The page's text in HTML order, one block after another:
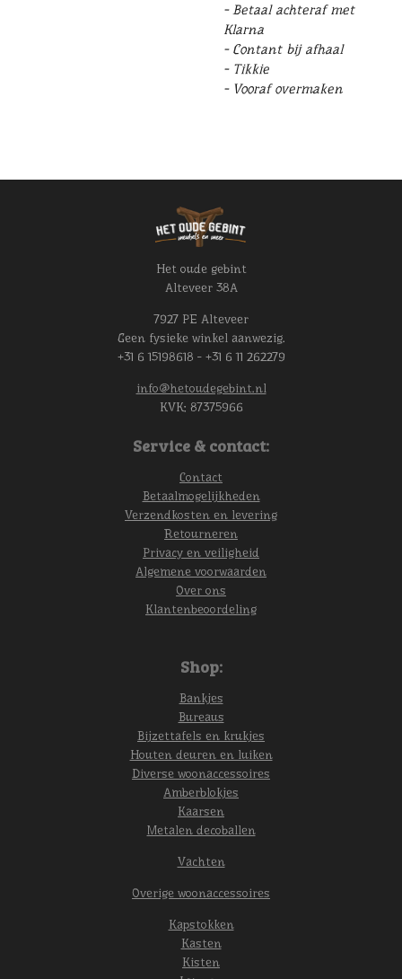
- Betaal achteraf met
Klarna
- Contant bij afhaal
- Tikkie
- Vooraf overmaken
Het oude gebint
Alteveer 38A
7927 PE Alteveer
Geen fysieke winkel aanwezig.
+31 6 15198618 - +31 6 11 262279
info@hetoudegebint.nl
KVK: 87375966
Service & contact:
Contact
Betaalmogelijkheden
Verzendkosten en levering
Retourneren
Privacy en veiligheid
Algemene voorwaarden
Over ons
Klantenbeoordeling
Shop:
Bankjes
Bureaus
Bijzettafels en krukjes
Houten deuren en luiken
Diverse woonaccessoires
Amberblokjes
Kaarsen
Metalen decoballen
Vachten
Overige woonaccessoires
Kapstokken
Kasten
Kisten